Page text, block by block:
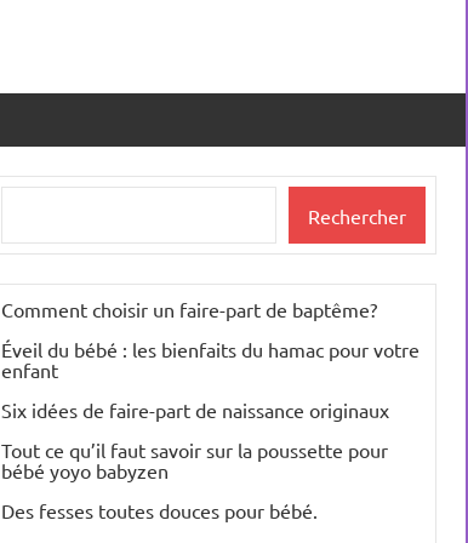
Rechercher
Comment choisir un faire-part de baptême?
Éveil du bébé : les bienfaits du hamac pour votre
enfant
Six idées de faire-part de naissance originaux
Tout ce qu’il faut savoir sur la poussette pour
bébé yoyo babyzen
Des fesses toutes douces pour bébé.